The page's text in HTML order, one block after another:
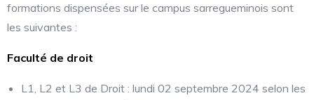
formations dispensées sur le campus sarregueminois sont
les suivantes :
Faculté de droit
L1, L2 et L3 de Droit : lundi 02 septembre 2024 selon les